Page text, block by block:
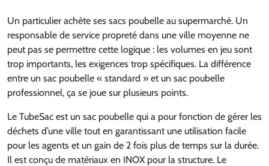
Un particulier achète ses sacs poubelle au supermarché. Un
responsable de service propreté dans une ville moyenne ne
peut pas se permettre cette logique : les volumes en jeu sont
trop importants, les exigences trop spécifiques. La différence
entre un sac poubelle « standard » et un sac poubelle
professionnel, ça se joue sur plusieurs points.
Le TubeSac est un sac poubelle qui a pour fonction de gérer les
déchets d’une ville tout en garantissant une utilisation facile
pour les agents et un gain de 2 fois plus de temps sur la durée.
Il est conçu de matériaux en INOX pour la structure. Le